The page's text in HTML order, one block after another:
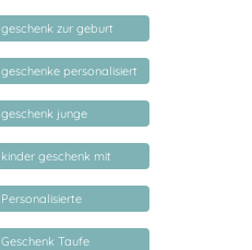
namen
geschenk zur geburt
mädchen
geschenke personalisiert
kinder
geschenk junge
mädchen
kinder geschenk mit
namen
Personalisierte
Babygeschenke
Geschenk Taufe